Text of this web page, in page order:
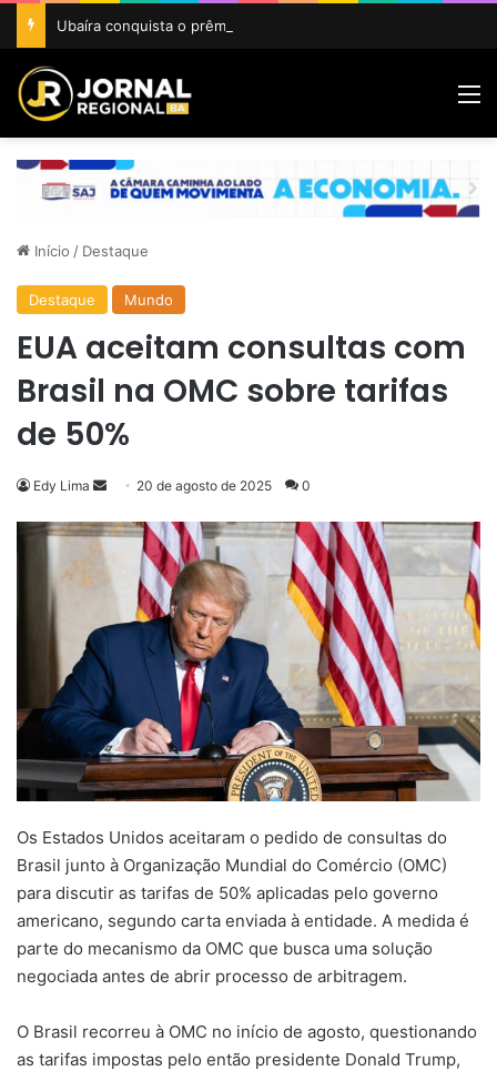
Início / Destaque
Destaque Mundo
EUA aceitam consultas com
Brasil na OMC sobre tarifas
de 50%
Edy Lima
Mande
e-
20 de agosto de 2025 0
Os Estados Unidos aceitaram o pedido de consultas do
Brasil junto à Organização Mundial do Comércio (OMC)
para discutir as tarifas de 50% aplicadas pelo governo
americano, segundo carta enviada à entidade. A medida é
parte do mecanismo da OMC que busca uma solução
negociada antes de abrir processo de arbitragem.
O Brasil recorreu à OMC no início de agosto, questionando
as tarifas impostas pelo então presidente Donald Trump,